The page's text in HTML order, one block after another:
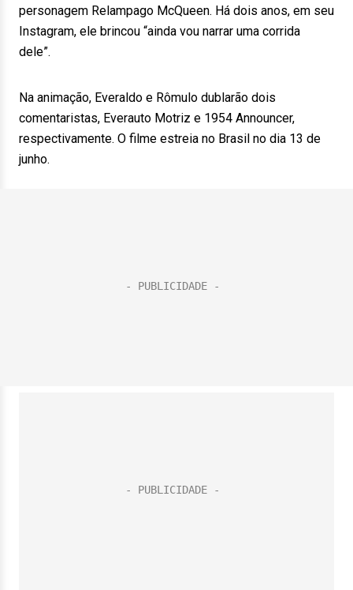
personagem Relampago McQueen. Há dois anos, em seu
Instagram, ele brincou “ainda vou narrar uma corrida
dele”.
Na animação, Everaldo e Rômulo dublarão dois
comentaristas, Everauto Motriz e 1954 Announcer,
respectivamente. O filme estreia no Brasil no dia 13 de
junho.